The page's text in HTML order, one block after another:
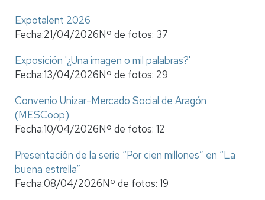
Expotalent 2026
Fecha:21/04/2026Nº de fotos: 37
Exposición '¿Una imagen o mil palabras?'
Fecha:13/04/2026Nº de fotos: 29
Convenio Unizar-Mercado Social de Aragón
(MESCoop)
Fecha:10/04/2026Nº de fotos: 12
Presentación de la serie “Por cien millones” en “La
buena estrella”
Fecha:08/04/2026Nº de fotos: 19